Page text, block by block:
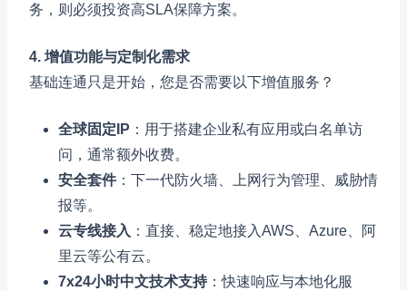
务，则必须投资高SLA保障方案。
4. 增值功能与定制化需求
基础连通只是开始，您是否需要以下增值服务？
全球固定IP ：用于搭建企业私有应用或白名单访
问，通常额外收费。
安全套件：下一代防火墙、上网行为管理、威胁情
报等。
云专线接入 ：直接、稳定地接入AWS、Azure、阿
里云等公有云。
7x24小时中文技术支持：快速响应与本地化服